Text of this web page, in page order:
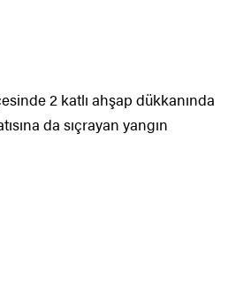
2 katlı ahşap dükkanında
da sıçrayan yangın